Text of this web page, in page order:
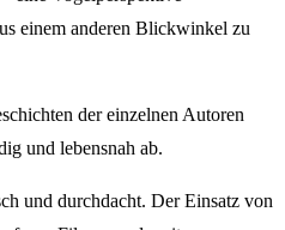
einem anderen Blickwinkel zu
der einzelnen Autoren
und lebensnah ab.
und durchdacht. Der Einsatz von